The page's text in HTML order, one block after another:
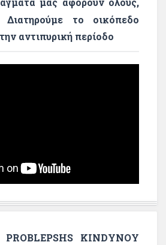
Διατηρούμε το οικόπεδο
αντιπυρική περίοδο
KINDYNOY